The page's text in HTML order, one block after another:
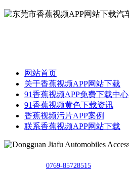
网站首页
关于香蕉视频APP网站下载
91香蕉视频APP免费下载中心
91香蕉视频黄色下载资讯
香蕉视频污片APP案例
联系香蕉视频APP网站下载
0769-85728515